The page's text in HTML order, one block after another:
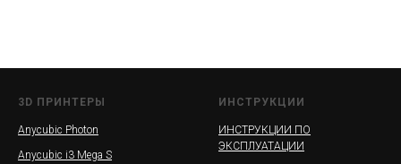
3D ПРИНТЕРЫ
Anycubic Photon
Anycubic i3 Mega S
ИНСТРУКЦИИ
ИНСТРУКЦИИ ПО
ЭКСПЛУАТАЦИИ